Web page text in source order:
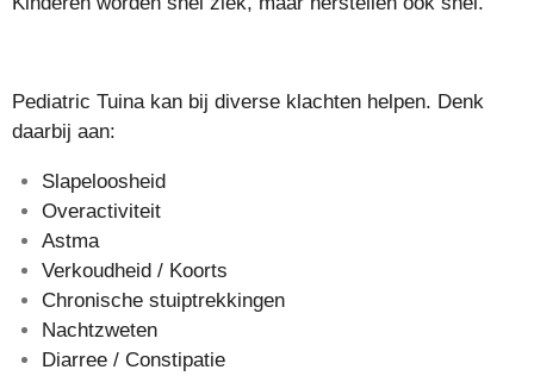
Pediatric Tuina kan bij diverse klachten helpen. Denk
daarbij aan:
Slapeloosheid
Overactiviteit
Astma
Verkoudheid / Koorts
Chronische stuiptrekkingen
Nachtzweten
Diarree / Constipatie